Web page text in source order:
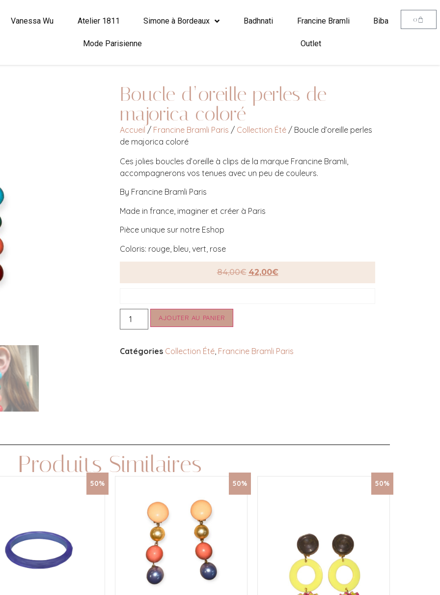
0
Vanessa Wu Atelier 1811 Simone à Bordeaux Badhnati Francine Bramli Biba
Mode Parisienne Outlet
Boucle d’oreille perles de
majorica coloré
Accueil / Francine Bramli Paris / Collection Été / Boucle d’oreille perles
de majorica coloré
Ces jolies boucles d’oreille à clips de la marque Francine Bramli,
accompagnerons vos tenues avec un peu de couleurs.
By Francine Bramli Paris
Made in france, imaginer et créer à Paris
Pièce unique sur notre Eshop
Coloris: rouge, bleu, vert, rose
84,00€ 42,00€
AJOUTER AU PANIER
Catégories Collection Été Francine Bramli Paris
Produits Similaires
50% 50% 50%